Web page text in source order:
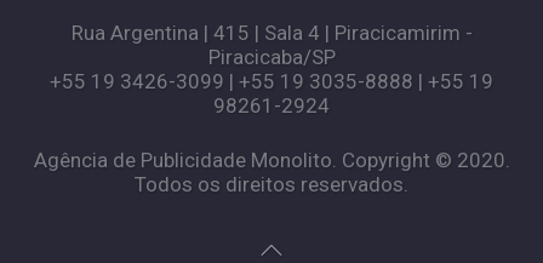
Rua Argentina | 415 | Sala 4 | Piracicamirim -
Piracicaba/SP
+55 19 3426-3099 | +55 19 3035-8888 | +55 19
98261-2924
Agência de Publicidade Monolito. Copyright © 2020.
Todos os direitos reservados.